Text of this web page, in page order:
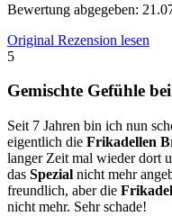
Bewertung abgegeben:
Original Rezension lesen
5
Gemischte Gefühle
Seit 7 Jahren bin ich nun
eigentlich die Frikadellen
langer Zeit mal wieder dort
das Spezial nicht mehr
freundlich, aber die
nicht mehr. Sehr schade!